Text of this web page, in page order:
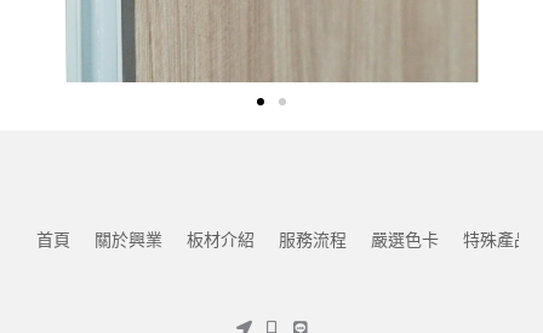
首頁 關於興業 板材介紹 服務流程 嚴選色卡 特殊產品